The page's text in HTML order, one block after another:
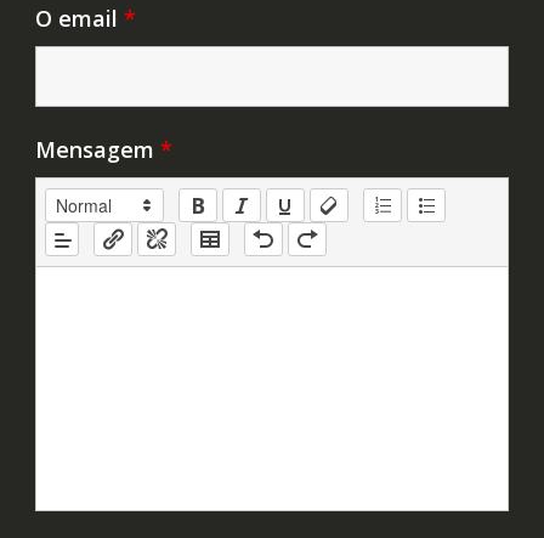
O email *
Mensagem *